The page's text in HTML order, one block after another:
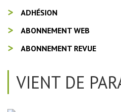
ADHÉSION
ABONNEMENT WEB
ABONNEMENT REVUE
VIENT DE